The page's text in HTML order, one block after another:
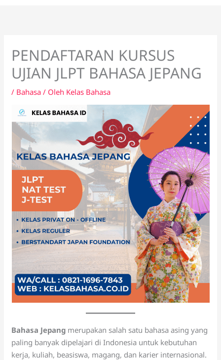
PENDAFTARAN KURSUS
UJIAN JLPT BAHASA JEPANG
/ Bahasa / Oleh Kelas Bahasa
Bahasa Jepang merupakan salah satu bahasa asing yang
paling banyak dipelajari di Indonesia untuk kebutuhan
kerja, kuliah, beasiswa, magang, dan karier internasional.